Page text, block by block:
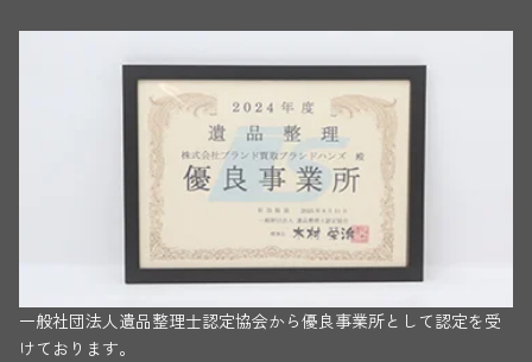
一般社団法人遺品整理士認定協会から優良事業所として認定を受
けております。